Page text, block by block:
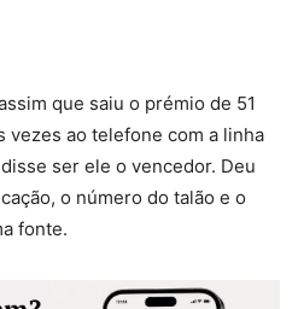
que saiu o prémio de 51
vezes ao telefone com a linha
ser ele o vencedor. Deu
o número do talão e o
fonte.